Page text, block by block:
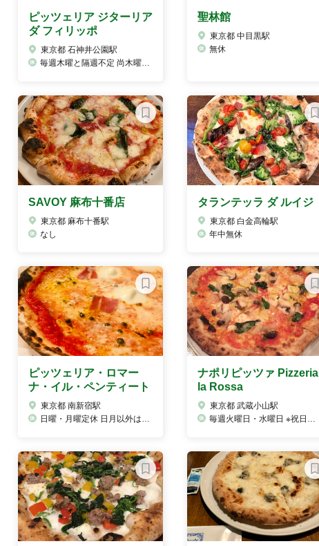
ピッツェリア ジターリア
ダ フィリッポ
東京都 石神井公園駅
毎週木曜と隔週不定 尚木曜日が祝日の場合水曜日 その他不定休
聖林館
東京都 中目黒駅
無休
SAVOY 麻布十番店
東京都 麻布十番駅
なし
タランテッラ ダ ルイジ
東京都 白金高輪駅
年中無休
ピッツェリア・ロマー
ナ・イル・ペンティート
東京都 南新宿駅
日曜・月曜定休 日月以外は基本的に祝日も営業
ナポリピッツァ Pizzeria
la Rossa
東京都 武蔵小山駅
毎週火曜日・水曜日 ※祝日の振替え営業等はホームページをご覧ください。